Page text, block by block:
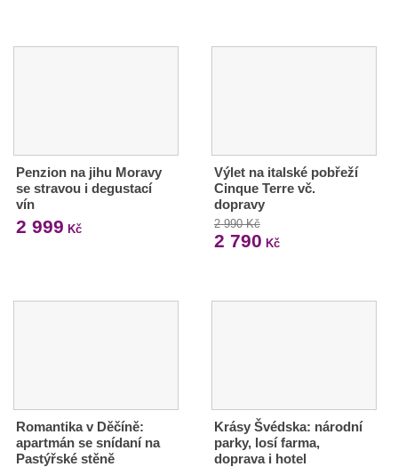
Penzion na jihu Moravy
se stravou i degustací
vín
2 999 Kč
Výlet na italské pobřeží
Cinque Terre vč.
dopravy
2 990 Kč
2 790 Kč
Romantika v Děčíně:
apartmán se snídaní na
Pastýřské stěně
Krásy Švédska: národní
parky, losí farma,
doprava i hotel